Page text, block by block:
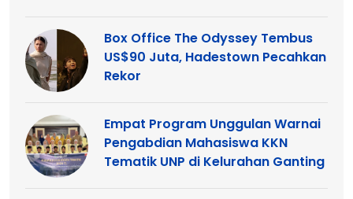
Box Office The Odyssey Tembus
US$90 Juta, Hadestown Pecahkan
Rekor
Empat Program Unggulan Warnai
Pengabdian Mahasiswa KKN
Tematik UNP di Kelurahan Ganting